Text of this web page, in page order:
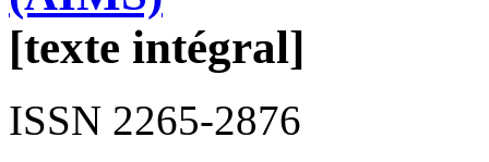
[texte intégral]
ISSN 2265-2876